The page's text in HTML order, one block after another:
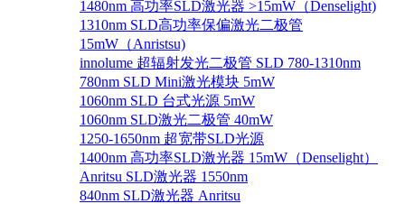
1480nm 高功率SLD激光器 >15mW（Denselight)
1310nm SLD高功率保偏激光二极管
15mW（Anristsu)
innolume 超辐射发光二极管 SLD 780-1310nm
780nm SLD Mini激光模块 5mW
1060nm SLD 台式光源 5mW
1060nm SLD激光二极管 40mW
1250-1650nm 超宽带SLD光源
1400nm 高功率SLD激光器 15mW（Denselight）
Anritsu SLD激光器 1550nm
840nm SLD激光器 Anritsu